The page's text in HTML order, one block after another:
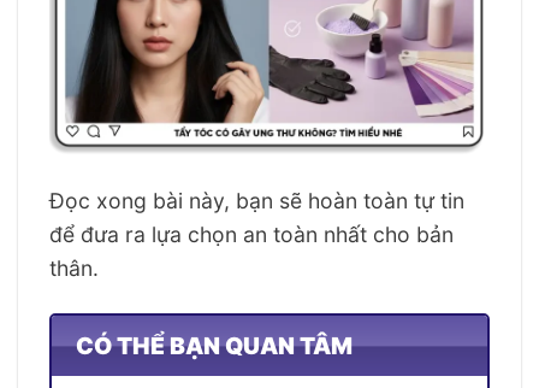
Đọc xong bài này, bạn sẽ hoàn toàn tự tin
để đưa ra lựa chọn an toàn nhất cho bản
thân.
CÓ THỂ BẠN QUAN TÂM